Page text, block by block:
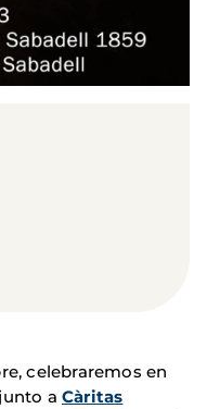
celebraremos en
junto aCàritas